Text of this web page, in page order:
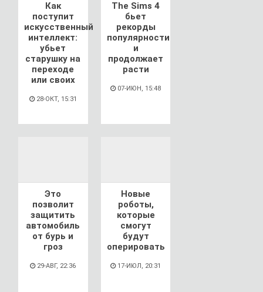
Как
поступит
искусственный
интеллект:
убьет
старушку на
переходе
или своих
28-ОКТ, 15:31
The Sims 4
бьет
рекорды
популярности
и
продолжает
расти
07-ИЮН, 15:48
Это
позволит
защитить
автомобиль
от бурь и
гроз
29-АВГ, 22:36
Новые
роботы,
которые
смогут
будут
оперировать
17-ИЮЛ, 20:31